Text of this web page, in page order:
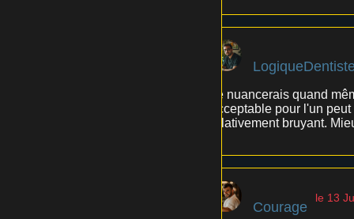
Je nuancerais quand
acceptable pour l'un
relativement bruyant.
Courage
le 13